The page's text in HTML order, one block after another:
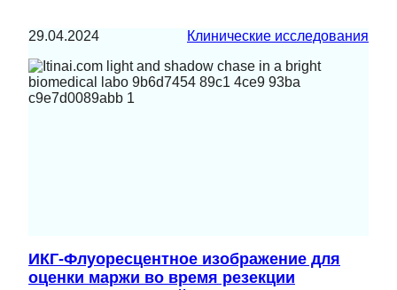
29.04.2024 Клинические исследования
ИКГ-Флуоресцентное изображение для
оценки маржи во время резекции